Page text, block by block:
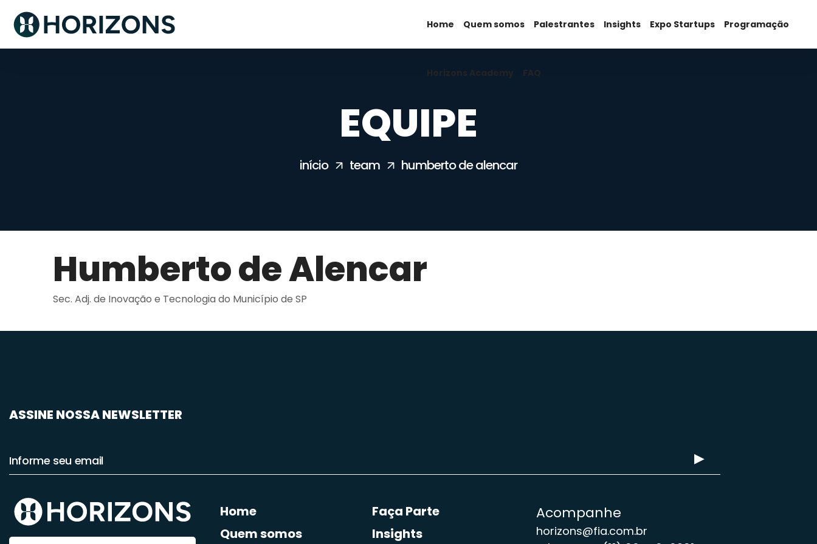
Home Quem somos Palestrantes Insights Expo Startups Programação
Horizons Academy FAQ
Horizons Academy FAQ
EQUIPE
início team humberto de alencar
Humberto de Alencar
Sec. Adj. de Inovação e Tecnologia do Município de SP
ASSINE NOSSA NEWSLETTER
Home
Quem somos
Faça Parte
Insights
Acompanhe
horizons@fia.com.br